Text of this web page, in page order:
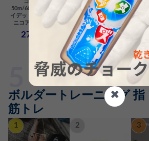
✖
コア) 9.8mm
50m/60m/70m ※ブラ
イデッドコア構造 ※ユ
ニコア処理 ※61g/m
27,500円
クス) 35/45/60L ※プ
ロ仕様 ※高耐久素材
※自立型楕円底
22,000円
メン
ン)
オー
ボルダートレーニング 指
筋トレ
1 2 3